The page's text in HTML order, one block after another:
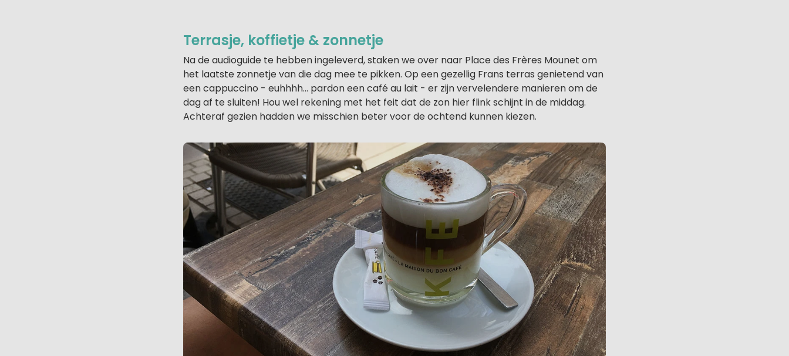
Terrasje, koffietje & zonnetje
Na de audioguide te hebben ingeleverd, staken we over naar Place des Frères Mounet om
het laatste zonnetje van die dag mee te pikken. Op een gezellig Frans terras genietend van
een cappuccino - euhhhh… pardon een café au lait - er zijn vervelendere manieren om de
dag af te sluiten! Hou wel rekening met het feit dat de zon hier flink schijnt in de middag.
Achteraf gezien hadden we misschien beter voor de ochtend kunnen kiezen.